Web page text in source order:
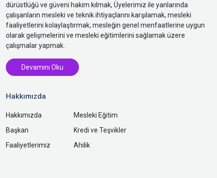
dürüstlüğü ve güveni hakim kılmak, Üyelerimiz ile yanlarında
çalışanların mesleki ve teknik ihtiyaçlarını karşılamak, mesleki
faaliyetlerini kolaylaştırmak, mesleğin genel menfaatlerine uygun
olarak gelişmelerini ve mesleki eğitimlerini sağlamak üzere
çalışmalar yapmak.
Devamını Oku
Hakkımızda
Hakkımızda
Başkan
Faaliyetlerimiz
Mesleki Eğitim
Kredi ve Teşvikler
Ahilik